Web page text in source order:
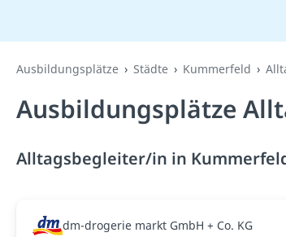
Ausbildungsplätze Städte Kummerfeld
Ausbildungsplätze
Alltagsbegleiter/in in
dm-drogerie markt GmbH + Co. KG